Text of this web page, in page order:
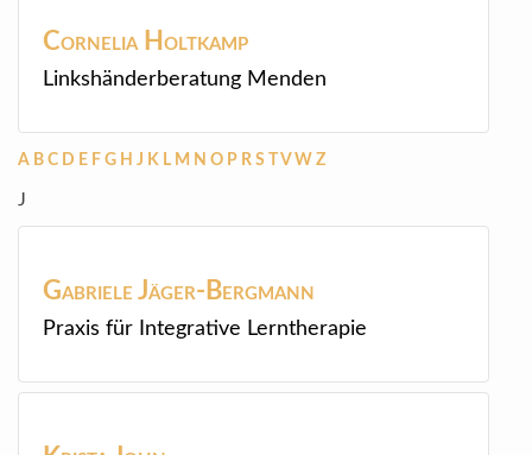
Cornelia Holtkamp
Linkshänderberatung Menden
A B C D E F G H J K L M N O P R S TV W Z
J
Gabriele Jäger-Bergmann
Praxis für Integrative Lerntherapie